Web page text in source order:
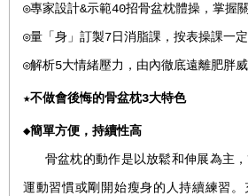
◎專家設計&示範40招骨盆枕體操，掌握
◎量「身」訂製7日消脂課，按表操課一定
◎解析5大情緒壓力，由內徹底遠離肥胖威
★不做會後悔的骨盆枕3大特色
◆簡單方便，持續性高
骨盆枕的動作是以放鬆和伸展為主，
運動習慣或剛開始瘦身的人持續練習